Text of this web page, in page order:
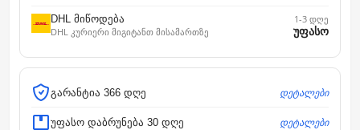
DHL მიწოდება
DHL კურიერი მიგიტანთ მისამართზე
1-3 დღე
უფასო
გარანტია 366 დღე დეტალები
უფასო დაბრუნება 30 დღე დეტალები